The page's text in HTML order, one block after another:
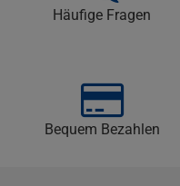
Häufige Fragen
Bequem Bezahlen